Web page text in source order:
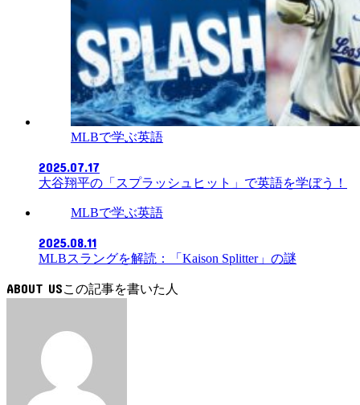
MLBで学ぶ英語
2025.07.17
大谷翔平の「スプラッシュヒット」で英語を学ぼう！
MLBで学ぶ英語
2025.08.11
MLBスラングを解読：「Kaison Splitter」の謎
ABOUT US